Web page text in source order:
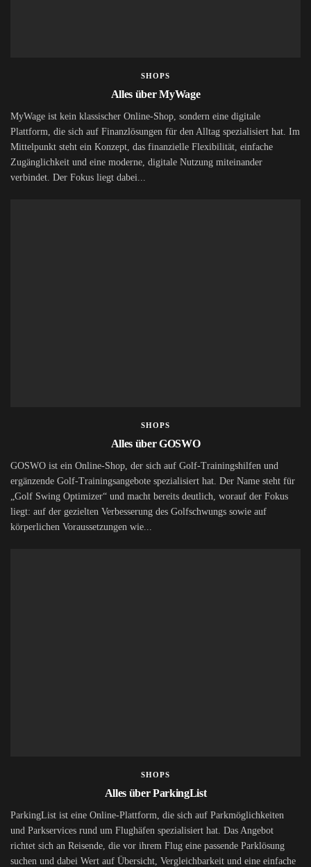
SHOPS
Alles über MyWage
MyWage ist kein klassischer Online-Shop, sondern eine digitale
Plattform, die sich auf Finanzlösungen für den Alltag spezialisiert hat. Im
Mittelpunkt steht ein Konzept, das finanzielle Flexibilität, einfache
Zugänglichkeit und eine moderne, digitale Nutzung miteinander
verbindet. Der Fokus liegt dabei...
SHOPS
Alles über GOSWO
GOSWO ist ein Online-Shop, der sich auf Golf-Trainingshilfen und
ergänzende Golf-Trainingsangebote spezialisiert hat. Der Name steht für
„Golf Swing Optimizer“ und macht bereits deutlich, worauf der Fokus
liegt: auf der gezielten Verbesserung des Golfschwungs sowie auf
körperlichen Voraussetzungen wie...
SHOPS
Alles über ParkingList
ParkingList ist eine Online-Plattform, die sich auf Parkmöglichkeiten
und Parkservices rund um Flughäfen spezialisiert hat. Das Angebot
richtet sich an Reisende, die vor ihrem Flug eine passende Parklösung
suchen und dabei Wert auf Übersicht, Vergleichbarkeit und eine einfache